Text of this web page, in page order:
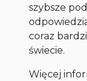
szybsze
coraz
świecie.
Więcej